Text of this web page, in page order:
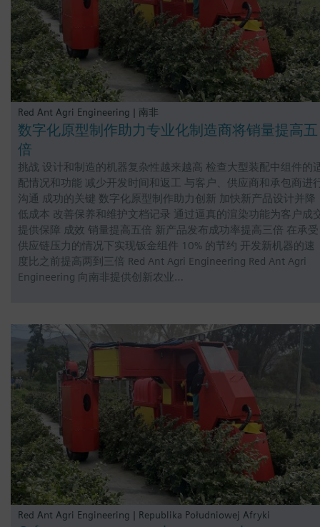
Red Ant Agri Engineering | 南非
数字化原型制作助力专业化制造商将销量提高五
倍
挑战 设计和制造的机器复杂性越来越高 检查大型装配中组件的
配情况和功能 减少开发时间和返工 与客户、供应商和承包商进
沟通 成功的关键 数字化原型制作助力创新 加快新产品设计并降
低成本 改善保养和维护文档记录 通过逼真的渲染功能为客户成
提供保障 成效 销量提高五倍 新产品发布成功率提高三倍 在承受
供应链压力的情况下实现钣金组件 10% 的节约 开发新机器的速
度比之前提高两到三倍 Red Ant Agri Engineering Red Ant Agri
Engineering 向南非提供创新农业…
Red Ant Agri Engineering | Republika Południowej Afryki